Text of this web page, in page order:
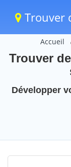
Trouver
Accueil
Trouver
Développer